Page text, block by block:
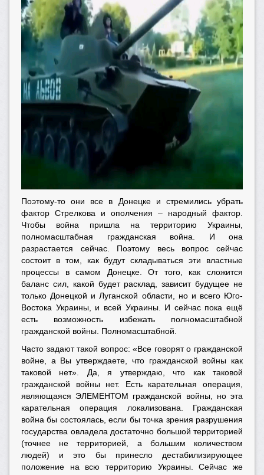
Поэтому-то они все в Донецке и стремились убрать
фактор Стрелкова и ополчения – народный фактор.
Чтобы война пришла на территорию Украины,
полномасштабная гражданская война. И она
разрастается сейчас. Поэтому весь вопрос сейчас
состоит в том, как будут складываться эти властные
процессы в самом Донецке. От того, как сложится
баланс сил, какой будет расклад, зависит будущее не
только Донецкой и Луганской области, но и всего Юго-
Востока Украины, и всей Украины. И сейчас пока ещё
есть возможность избежать полномасштабной
гражданской войны. Полномасштабной.
Часто задают такой вопрос: «Все говорят о гражданской
войне, а Вы утверждаете, что гражданской войны как
таковой нет». Да, я утверждаю, что как таковой
гражданской войны нет. Есть карательная операция,
являющаяся ЭЛЕМЕНТОМ гражданской войны, но эта
карательная операция локализована. Гражданская
война бы состоялась, если бы точка зрения разрушения
государства овладела достаточно большой территорией
(точнее не территорией, а большим количеством
людей) и это бы принесло дестабилизирующее
положение на всю территорию Украины. Сейчас же